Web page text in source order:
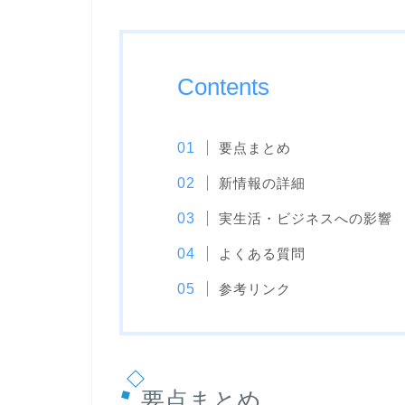
Contents
要点まとめ
新情報の詳細
実生活・ビジネスへの影響
よくある質問
参考リンク